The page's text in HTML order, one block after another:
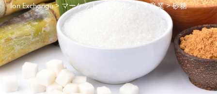
Ion Exchange> マーケット・セグメント >産業>砂糖